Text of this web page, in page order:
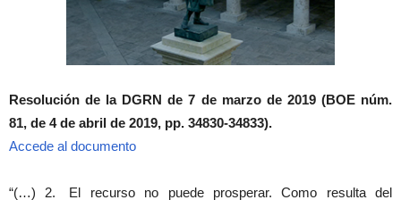
Resolución de la DGRN de 7 de marzo de 2019 (BOE núm.
81, de 4 de abril de 2019, pp. 34830-34833).
Accede al documento
“(…) 2. El recurso no puede prosperar. Como resulta del